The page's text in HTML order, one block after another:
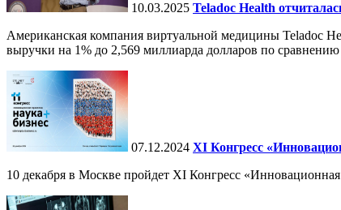
10.03.2025 Teladoc Health
Американская компания виртуальной медицины Teladoc
выручки на 1% до 2,569 миллиарда долларов по
07.12.2024 ХI Конгресс
10 декабря в Москве пройдет XI Конгресс